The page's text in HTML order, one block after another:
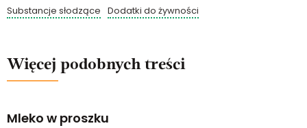
Substancje słodzące Dodatki do żywności
Więcej podobnych treści
Mleko w proszku